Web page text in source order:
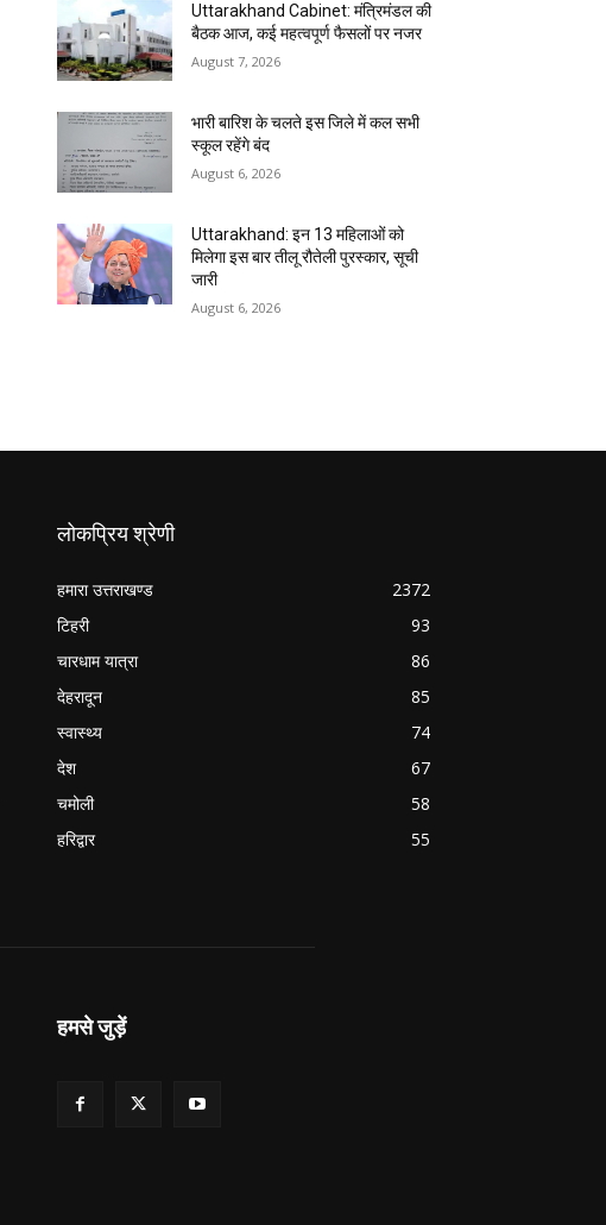
Uttarakhand Cabinet: मंत्रिमंडल की
बैठक आज, कई महत्वपूर्ण फैसलों पर नजर
August 7, 2026
भारी बारिश के चलते इस जिले में कल सभी
स्कूल रहेंगे बंद
August 6, 2026
Uttarakhand: इन 13 महिलाओं को
मिलेगा इस बार तीलू रौतेली पुरस्कार, सूची
जारी
August 6, 2026
लोकप्रिय श्रेणी
हमारा उत्तराखण्ड
2372
टिहरी
93
चारधाम यात्रा
86
देहरादून
85
स्वास्थ्य
74
देश
67
चमोली
58
हरिद्वार
55
हमसे जुड़ें